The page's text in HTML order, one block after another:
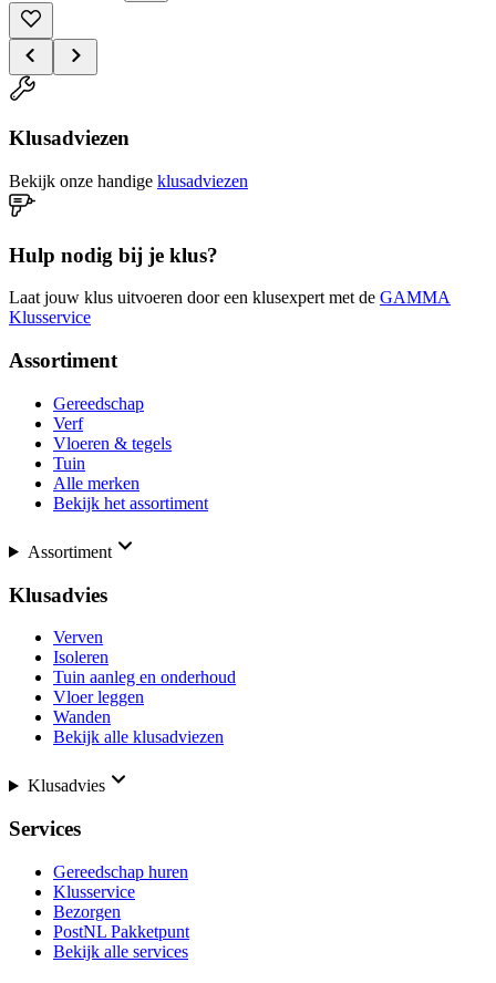
Klusadviezen
Bekijk onze handige klusadviezen
Hulp nodig bij je klus?
Laat jouw klus uitvoeren door een klusexpert met de GAMMA
Klusservice
Assortiment
Gereedschap
Verf
Vloeren & tegels
Tuin
Alle merken
Bekijk het assortiment
Assortiment
Klusadvies
Verven
Isoleren
Tuin aanleg en onderhoud
Vloer leggen
Wanden
Bekijk alle klusadviezen
Klusadvies
Services
Gereedschap huren
Klusservice
Bezorgen
PostNL Pakketpunt
Bekijk alle services